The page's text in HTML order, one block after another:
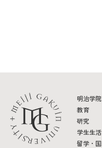
明治学
教育
研究
学生生活
留学・